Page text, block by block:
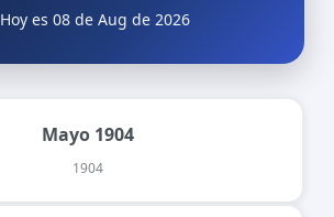
Hoy es 08 de Aug de 2026
Mayo 1904
1904